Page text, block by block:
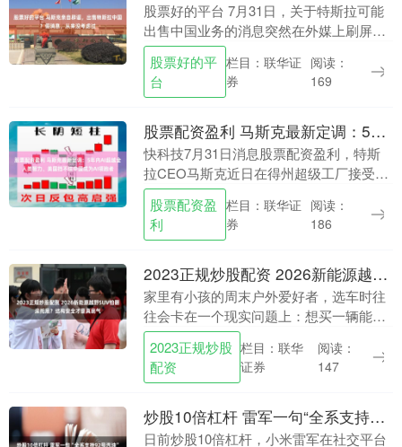
股票好的平台 7月31日，关于特斯拉可能
出售中国业务的消息突然在外媒上刷屏。
最先抛出这颗“炸弹”的是美国《华尔街日
报》，该报援引所谓知情人士的话报道
称，为了给....
股票好的平
台
栏目：联华证
券
阅读：
169
股票配资盈利 马斯克最新定调：5年内AI超越全人类智力、美国挡不住中国成为AI领跑者
快科技7月31日消息股票配资盈利，特斯
拉CEO马斯克近日在得州超级工厂接受专
访，预测AI综合智力约5年内超越全人类总
和，届时AI除成为人类本身外几乎无所不
能。 ....
股票配资盈
利
栏目：联华证
券
阅读：
186
2023正规炒股配资 2026新能源越野SUV怕翻滚托底？结构安全才是真底气
家里有小孩的周末户外爱好者，选车时往
往会卡在一个现实问题上：想买一辆能走
烂路、能露营、能应付雨雪天气的新能源
越野SUV，但又怕电池托底、怕车身翻
滚、怕涉水时电路....
2023正规炒股
配资
栏目：联华
证券
阅读：
147
炒股10倍杠杆 雷军一句“全系支持92号汽油”，引发群嘲，友商更怕的是另一句
日前炒股10倍杠杆，小米雷军在社交平台